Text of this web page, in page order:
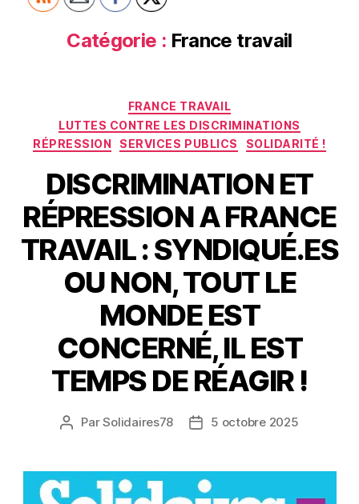
Catégorie : France travail
Catégories
FRANCE TRAVAIL
LUTTES CONTRE LES DISCRIMINATIONS
RÉPRESSION
SERVICES PUBLICS SOLIDARITÉ !
DISCRIMINATION ET
RÉPRESSION A FRANCE
TRAVAIL : SYNDIQUÉ.ES
OU NON, TOUT LE
MONDE EST
CONCERNÉ, IL EST
TEMPS DE RÉAGIR !
Auteur
ParSolidaires78
Date5 octobre 2025